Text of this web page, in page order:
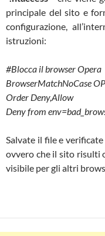
principale del sito e
configurazione,
istruzioni:
#Blocca il browser Opera
BrowserMatchNoCase
Order Deny,Allow
Deny from
Salvate il file e
ovvero che il sito risulti
visibile per gli altri